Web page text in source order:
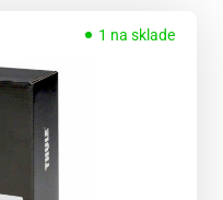
1 na sklade